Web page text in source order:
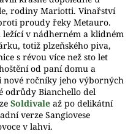
rodiny Mariotti. Vinařství
proudy řeky Metauro.
v nádherném a klidném
totiž plzeňského piva,
s révou více než sto let
od paní domu a
nové ročníky jeho výborných
odrůdy Bianchello del
Soldivale až po delikátní
verze Sangiovese
v lahvi.